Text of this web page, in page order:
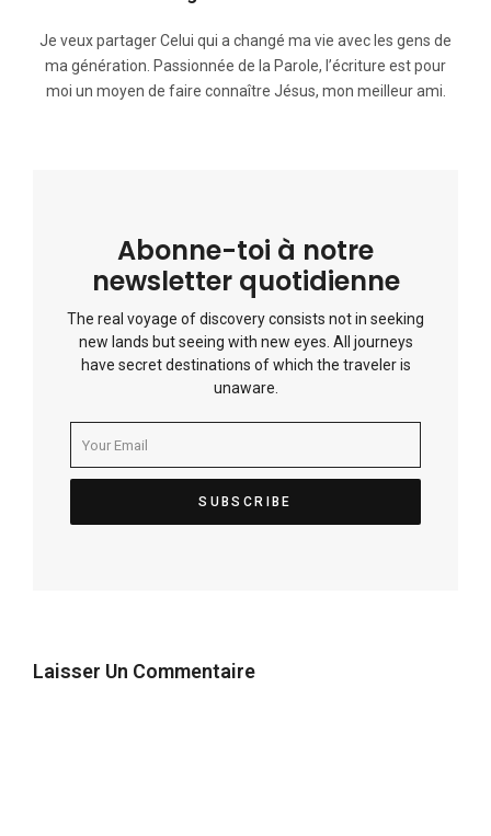
Je veux partager Celui qui a changé ma vie avec les gens de
ma génération. Passionnée de la Parole, l’écriture est pour
moi un moyen de faire connaître Jésus, mon meilleur ami.
Abonne-toi à notre
newsletter quotidienne
The real voyage of discovery consists not in seeking
new lands but seeing with new eyes. All journeys
have secret destinations of which the traveler is
unaware.
Laisser Un Commentaire